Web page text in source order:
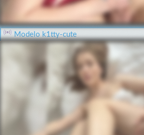
Modelo k1tty-cute